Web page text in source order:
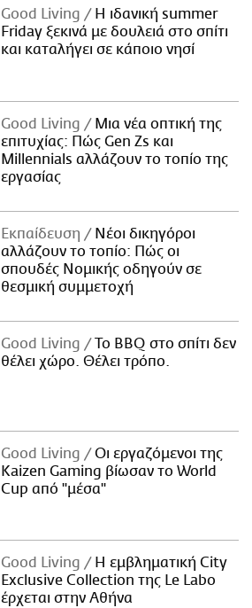
Good Living
Η ιδανική summer
Friday ξεκινά με δουλειά στο σπίτι
και καταλήγει σε κάποιο νησί
Good Living
Μια νέα οπτική της
επιτυχίας: Πώς Gen Zs και
Millennials αλλάζουν το τοπίο της
εργασίας
Εκπαίδευση
Νέοι δικηγόροι
αλλάζουν το τοπίο: Πώς οι
σπουδές Νομικής οδηγούν σε
θεσμική συμμετοχή
Good Living
Το BBQ στο σπίτι δεν
θέλει χώρο. Θέλει τρόπο.
Good Living
Οι εργαζόμενοι της
Kaizen Gaming βίωσαν το World
Cup από "μέσα"
Good Living
Η εμβληματική City
Exclusive Collection της Le Labo
έρχεται στην Αθήνα